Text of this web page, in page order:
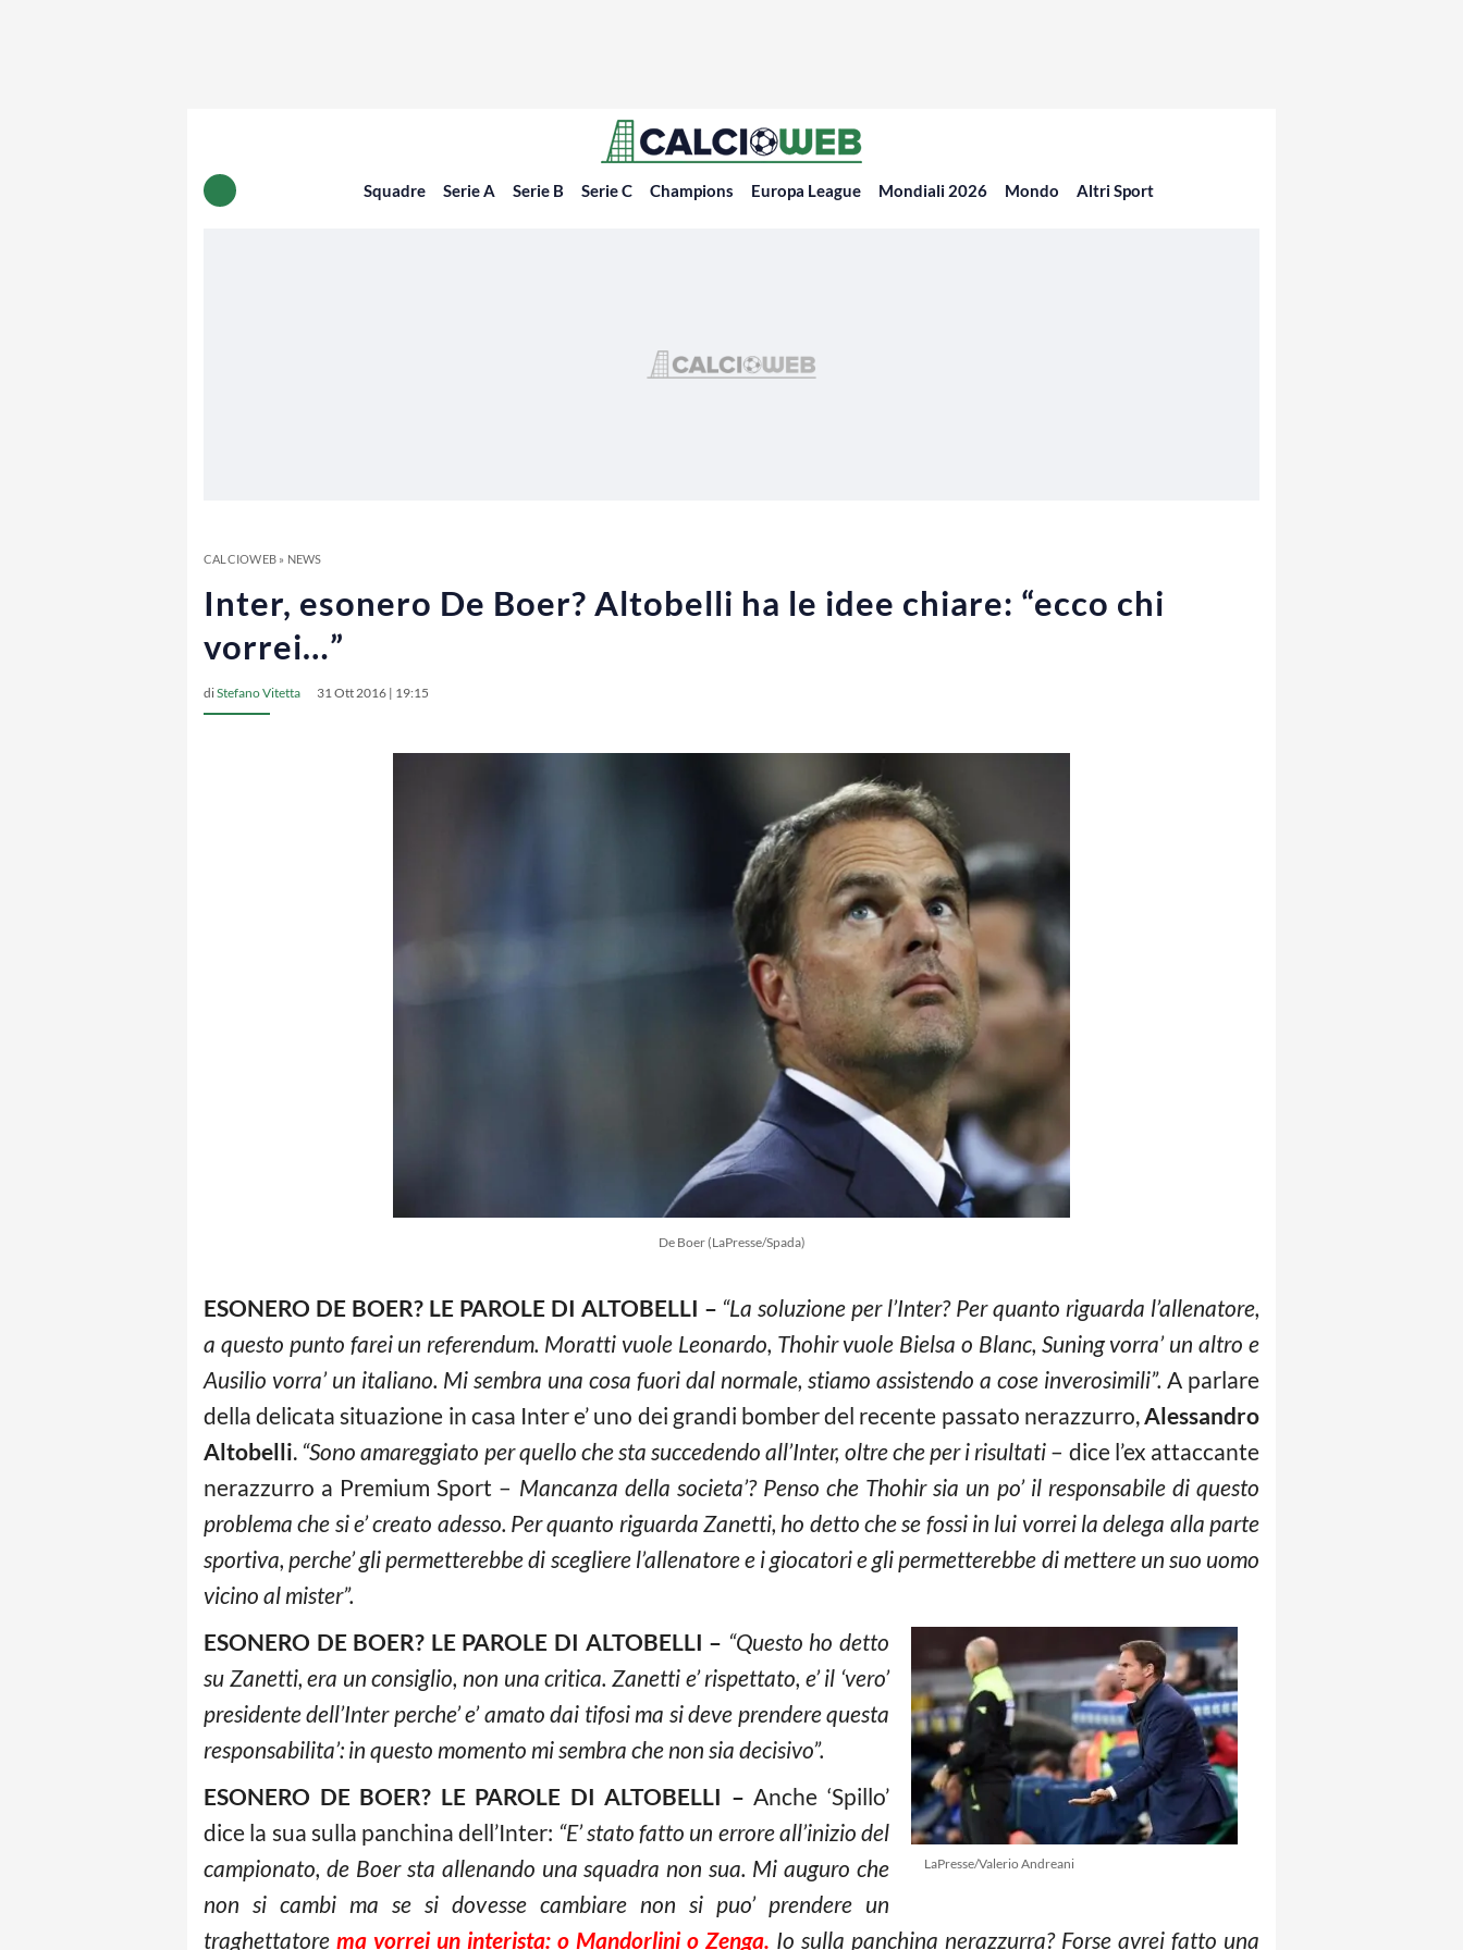
Squadre Serie A Serie B Serie C Champions Europa League Mondiali 2026 Mondo Altri Sport
CALCIOWEB» NEWS
Inter, esonero De Boer? Altobelli ha le idee chiare: “ecco chi
vorrei…”
diStefano Vitetta 31 Ott 2016 | 19:15
De Boer (LaPresse/Spada)
ESONERO DE BOER? LE PAROLE DI ALTOBELLI – “La soluzione per l’Inter? Per quanto riguarda l’allenatore,
a questo punto farei un referendum. Moratti vuole Leonardo, Thohir vuole Bielsa o Blanc, Suning vorra’ un altro e
Ausilio vorra’ un italiano. Mi sembra una cosa fuori dal normale, stiamo assistendo a cose inverosimili”. A parlare
della delicata situazione in casa Inter e’ uno dei grandi bomber del recente passato nerazzurro,Alessandro
Altobelli. “Sono amareggiato per quello che sta succedendo all’Inter, oltre che per i risultati – dice l’ex attaccante
nerazzurro a Premium Sport – Mancanza della societa’? Penso che Thohir sia un po’ il responsabile di questo
problema che si e’ creato adesso. Per quanto riguarda Zanetti, ho detto che se fossi in lui vorrei la delega alla parte
sportiva, perche’ gli permetterebbe di scegliere l’allenatore e i giocatori e gli permetterebbe di mettere un suo uomo
vicino al mister”.
LaPresse/Valerio Andreani
ESONERO DE BOER? LE PAROLE DI ALTOBELLI – “Questo ho detto
su Zanetti, era un consiglio, non una critica. Zanetti e’ rispettato, e’ il ‘vero’
presidente dell’Inter perche’ e’ amato dai tifosi ma si deve prendere questa
responsabilita’: in questo momento mi sembra che non sia decisivo”.
ESONERO DE BOER? LE PAROLE DI ALTOBELLI – Anche ‘Spillo’
dice la sua sulla panchina dell’Inter: “E’ stato fatto un errore all’inizio del
campionato, de Boer sta allenando una squadra non sua. Mi auguro che
non si cambi ma se si dovesse cambiare non si puo’ prendere un
traghettatore ma vorrei un interista: o Mandorlini o Zenga. Io sulla panchina nerazzurra? Forse avrei fatto una